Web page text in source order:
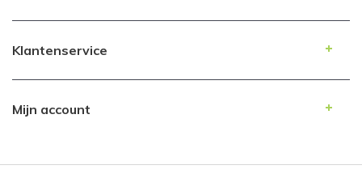
Klantenservice
Mijn account